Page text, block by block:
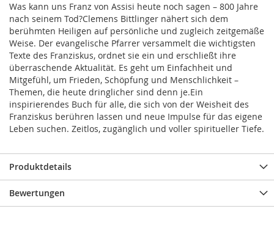
Was kann uns Franz von Assisi heute noch sagen – 800 Jahre
nach seinem Tod?Clemens Bittlinger nähert sich dem
berühmten Heiligen auf persönliche und zugleich zeitgemäße
Weise. Der evangelische Pfarrer versammelt die wichtigsten
Texte des Franziskus, ordnet sie ein und erschließt ihre
überraschende Aktualität. Es geht um Einfachheit und
Mitgefühl, um Frieden, Schöpfung und Menschlichkeit –
Themen, die heute dringlicher sind denn je.Ein
inspirierendes Buch für alle, die sich von der Weisheit des
Franziskus berühren lassen und neue Impulse für das eigene
Leben suchen. Zeitlos, zugänglich und voller spiritueller Tiefe.
Produktdetails
Bewertungen